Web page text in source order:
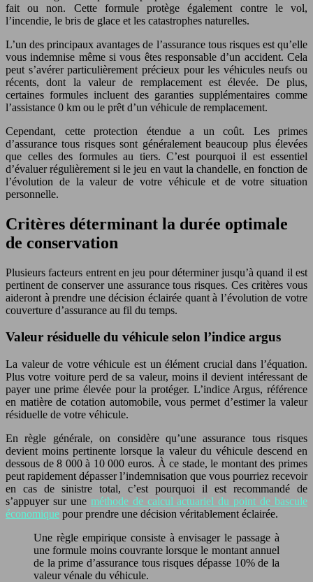
fait ou non. Cette formule protège également contre le vol,
l’incendie, le bris de glace et les catastrophes naturelles.
L’un des principaux avantages de l’assurance tous risques est qu’elle
vous indemnise même si vous êtes responsable d’un accident. Cela
peut s’avérer particulièrement précieux pour les véhicules neufs ou
récents, dont la valeur de remplacement est élevée. De plus,
certaines formules incluent des garanties supplémentaires comme
l’assistance 0 km ou le prêt d’un véhicule de remplacement.
Cependant, cette protection étendue a un coût. Les primes
d’assurance tous risques sont généralement beaucoup plus élevées
que celles des formules au tiers. C’est pourquoi il est essentiel
d’évaluer régulièrement si le jeu en vaut la chandelle, en fonction de
l’évolution de la valeur de votre véhicule et de votre situation
personnelle.
Critères déterminant la durée optimale
de conservation
Plusieurs facteurs entrent en jeu pour déterminer jusqu’à quand il est
pertinent de conserver une assurance tous risques. Ces critères vous
aideront à prendre une décision éclairée quant à l’évolution de votre
couverture d’assurance au fil du temps.
Valeur résiduelle du véhicule selon l’indice argus
La valeur de votre véhicule est un élément crucial dans l’équation.
Plus votre voiture perd de sa valeur, moins il devient intéressant de
payer une prime élevée pour la protéger. L’indice Argus, référence
en matière de cotation automobile, vous permet d’estimer la valeur
résiduelle de votre véhicule.
En règle générale, on considère qu’une assurance tous risques
devient moins pertinente lorsque la valeur du véhicule descend en
dessous de 8 000 à 10 000 euros. À ce stade, le montant des primes
peut rapidement dépasser l’indemnisation que vous pourriez recevoir
en cas de sinistre total, c’est pourquoi il est recommandé de
s’appuyer sur une méthode de calcul actuariel du point de bascule
économique pour prendre une décision véritablement éclairée.
Une règle empirique consiste à envisager le passage à
une formule moins couvrante lorsque le montant annuel
de la prime d’assurance tous risques dépasse 10% de la
valeur vénale du véhicule.